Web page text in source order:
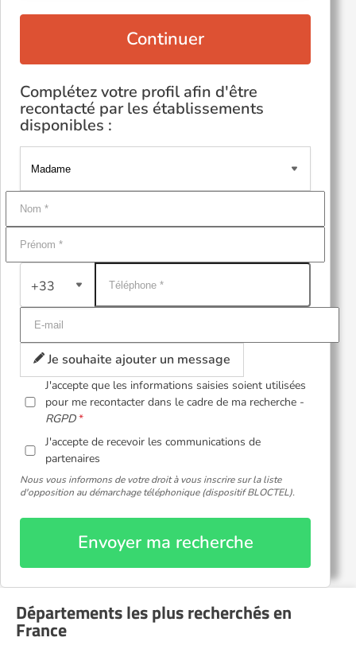
Continuer
Complétez votre profil afin d'être
recontacté par les établissements
disponibles :
+33
Je souhaite ajouter un message
J'accepte que les informations saisies soient utilisées
pour me recontacter dans le cadre de ma recherche -
RGPD
J'accepte de recevoir les communications de
partenaires
Nous vous informons de votre droit à vous inscrire sur la liste
d'opposition au démarchage téléphonique (dispositif BLOCTEL).
Envoyer ma recherche
Départements les plus recherchés en
France